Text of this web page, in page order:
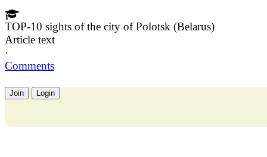
TOP-10 sights of the city of Polotsk (Belarus)
Article text
·
Comments
Join Login